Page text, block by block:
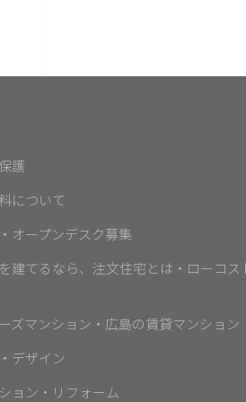
護
について
オープンデスク募集
建てるなら、注文住宅とは・ローコス
ズマンション・広島の賃貸マンション
デザイン
ョン・リフォーム